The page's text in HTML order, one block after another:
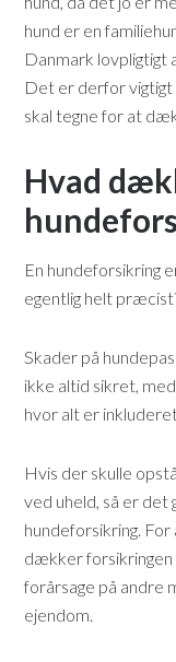
hund er en
Danmark lovpligtigt
Det er derfor vigtigt
skal tegne for at
Hvad
En hundeforsikring
egentlig helt
Skader på
ikke altid sikret,
hvor alt er
Hvis der skulle
ved uheld, så er det
hundeforsikring.
dækker forsikringen
forårsage på andre
ejendom.